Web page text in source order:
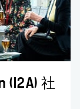
(I2A) 社